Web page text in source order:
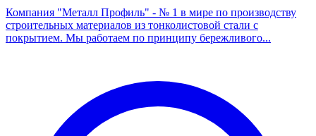
Компания "Металл Профиль" - № 1 в мире по производству
строительных материалов из тонколистовой стали с
покрытием. Мы работаем по принципу бережливого...